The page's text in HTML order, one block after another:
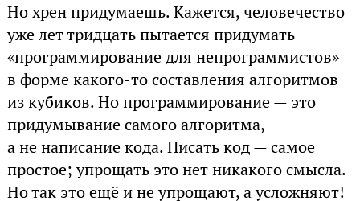
Но хрен придумаешь. Кажется, человечество
уже лет тридцать пытается придумать
«программирование для непрограммистов»
в форме какого-то составления алгоритмов
из кубиков. Но программирование — это
придумывание самого алгоритма,
а не написание кода. Писать код — самое
простое; упрощать это нет никакого смысла.
Но так это ещё и не упрощают, а усложняют!